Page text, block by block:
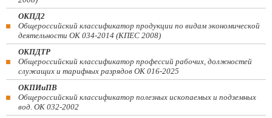
ОКПД2
Общероссийский классификатор продукции по видам экономической
деятельности ОК 034-2014 (КПЕС 2008)
ОКПДТР
Общероссийский классификатор профессий рабочих, должностей
служащих и тарифных разрядов ОК 016-2025
ОКПИиПВ
Общероссийский классификатор полезных ископаемых и подземных
вод. ОК 032-2002